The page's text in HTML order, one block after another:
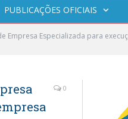
PUBLICAÇÕES OFICIAIS
Empresa Especializada para
0